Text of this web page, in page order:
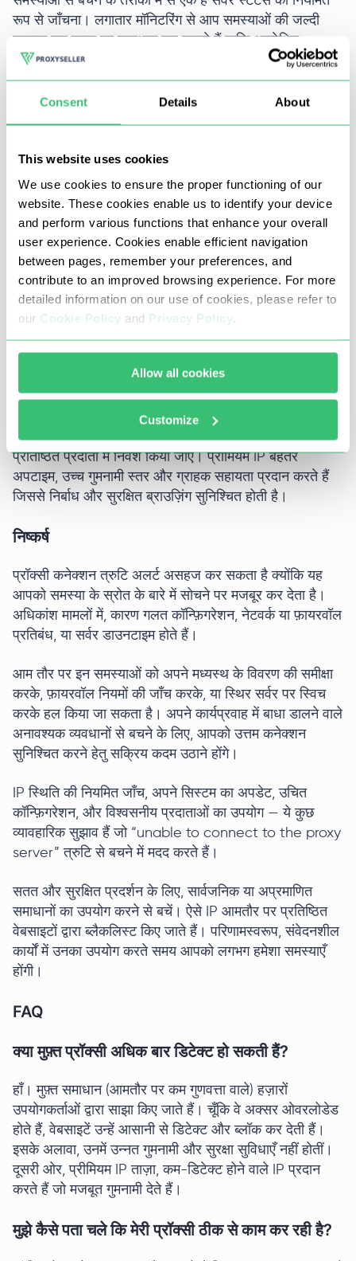
Consent Details About
This website uses cookies
We use cookies to ensure the proper functioning of our
website. These cookies enable us to identify your device
and perform various functions that enhance your overall
user experience. Cookies enable efficient navigation
between pages, remember your preferences, and
contribute to an improved browsing experience. For more
detailed information on our use of cookies, please refer to
our Cookie Policy and Privacy Policy
Allow all cookies
Customize
रूप से जाँचना। लगातार मॉनिटरिंग से आप समस्याओं की जल्दी
पहचान कर समय पर समाधान कर सकते हैं ताकि अनपेक्षित
डाउनटाइम से बचा जा सके। अपटाइम और responsiveness की
नियमित जाँच विशेष रूप से वेब स्क्रैपिंग जैसी स्वचालित गतिविधियों
में उपयोगी है, जहाँ दक्षता प्राथमिकता होती है।
पुराने ब्राउज़र, ऑपरेटिंग सिस्टम और गलत कनेक्शन कॉन्फ़िगरेशन
प्रॉक्सी कनेक्शन त्रुटि संदेशों को ट्रिगर कर सकते हैं। सुनिश्चित
करें कि आपके डिवाइस का सॉफ़्टवेयर, सुरक्षा सेटिंग्स और ऐप्स हमेशा
अपडेटेड हों। अपडेटेड संस्करण आपके डिवाइस और सर्वर के बीच
बेहतर संगतता को बढ़ावा देते हैं।
विश्वसनीय प्रदाताओं का उपयोग करें
मुफ़्त या कम-गुणवत्ता वाले IP भले सुविधाजनक लगें, लेकिन वे
अक्सर रखरखाव और विश्वसनीयता में कमी रखते हैं। साथ ही, कड़े
सुरक्षा उपाय वाले वेबसाइट उन्हें आसानी से फ़्लैग और ब्लॉक कर देती
हैं। इसके अलावा, वे सुरक्षा जोखिम पैदा करते हैं क्योंकि वे अक्सर
अविश्वसनीय होते हैं और मैलवेयर फैलाने में उपयोग किए जा सकते
हैं। विकल्प यह है कि प्रीमियम सेवाएँ देने वाले विश्वसनीय और
प्रतिष्ठित प्रदाता में निवेश किया जाए। प्रीमियम IP बेहतर
अपटाइम, उच्च गुमनामी स्तर और ग्राहक सहायता प्रदान करते हैं
जिससे निर्बाध और सुरक्षित ब्राउज़िंग सुनिश्चित होती है।
निष्कर्ष
प्रॉक्सी कनेक्शन त्रुटि अलर्ट असहज कर सकता है क्योंकि यह
आपको समस्या के स्रोत के बारे में सोचने पर मजबूर कर देता है।
अधिकांश मामलों में, कारण गलत कॉन्फ़िगरेशन, नेटवर्क या फ़ायरवॉल
प्रतिबंध, या सर्वर डाउनटाइम होते हैं।
आम तौर पर इन समस्याओं को अपने मध्यस्थ के विवरण की समीक्षा
करके, फ़ायरवॉल नियमों की जाँच करके, या स्थिर सर्वर पर स्विच
करके हल किया जा सकता है। अपने कार्यप्रवाह में बाधा डालने वाले
अनावश्यक व्यवधानों से बचने के लिए, आपको उत्तम कनेक्शन
सुनिश्चित करने हेतु सक्रिय कदम उठाने होंगे।
IP स्थिति की नियमित जाँच, अपने सिस्टम का अपडेट, उचित
कॉन्फ़िगरेशन, और विश्वसनीय प्रदाताओं का उपयोग — ये कुछ
व्यावहारिक सुझाव हैं जो “unable to connect to the proxy
server” त्रुटि से बचने में मदद करते हैं।
सतत और सुरक्षित प्रदर्शन के लिए, सार्वजनिक या अप्रमाणित
समाधानों का उपयोग करने से बचें। ऐसे IP आमतौर पर प्रतिष्ठित
वेबसाइटों द्वारा ब्लैकलिस्ट किए जाते हैं। परिणामस्वरूप, संवेदनशील
कार्यों में उनका उपयोग करते समय आपको लगभग हमेशा समस्याएँ
होंगी।
FAQ
क्या मुफ़्त प्रॉक्सी अधिक बार डिटेक्ट हो सकती हैं?
हाँ। मुफ़्त समाधान (आमतौर पर कम गुणवत्ता वाले) हज़ारों
उपयोगकर्ताओं द्वारा साझा किए जाते हैं। चूँकि वे अक्सर ओवरलोडेड
होते हैं, वेबसाइटें उन्हें आसानी से डिटेक्ट और ब्लॉक कर देती हैं।
इसके अलावा, उनमें उन्नत गुमनामी और सुरक्षा सुविधाएँ नहीं होतीं।
दूसरी ओर, प्रीमियम IP ताज़ा, कम-डिटेक्ट होने वाले IP प्रदान
करते हैं जो मजबूत गुमनामी देते हैं।
मुझे कैसे पता चले कि मेरी प्रॉक्सी ठीक से काम कर रही है?